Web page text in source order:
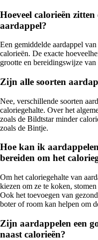
Hoeveel calorieën
aardappel?
Een gemiddelde aardappel
calorieën. De exacte
grootte en bereidingswijze van
Zijn alle soorten
Nee, verschillende soorten
caloriegehalte. Over het
zoals de Bildtstar minder
zoals de Bintje.
Hoe kan ik
bereiden om het
Om het caloriegehalte van
kiezen om ze te koken,
Ook het toevoegen van
boter of room kan helpen om
Zijn aardappelen een
naast calorieën?